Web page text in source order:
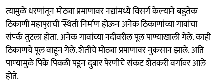
त्यामुळे धरणांतून मोठ्या प्रमाणावर नद्यांमध्ये विसर्ग केल्याने बहुतेक
ठिकाणी महापुराची स्थिती निर्माण होऊन अनेक ठिकाणांच्या गावांचा
संपर्क तुटला होता. अनेक गावांच्या नदीवरील पूल पाण्याखाली गेले. काही
ठिकाणचे पूल वाहून गेले. शेतीचे मोठ्या प्रमाणावर नुकसान झाले. अति
पाण्यामुळे पिके पिवळी पडून दुबार पेरणीचे संकट शेतकरी वर्गावर आले
होते.